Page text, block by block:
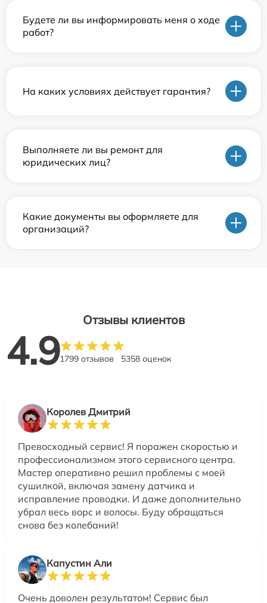
Будете ли вы информировать меня о ходе
работ?
На каких условиях действует гарантия?
Выполняете ли вы ремонт для
юридических лиц?
Какие документы вы оформляете для
организаций?
Отзывы клиентов
4.91799 отзывов 5358 оценок
Королев Дмитрий
Превосходный сервис! Я поражен скоростью и
профессионализмом этого сервисного центра.
Мастер оперативно решил проблемы с моей
сушилкой, включая замену датчика и
исправление проводки. И даже дополнительно
убрал весь ворс и волосы. Буду обращаться
снова без колебаний!
Капустин Али
Очень доволен результатом! Сервис был